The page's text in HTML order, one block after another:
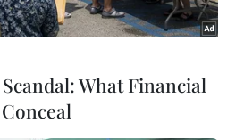
MỤC
What Financial